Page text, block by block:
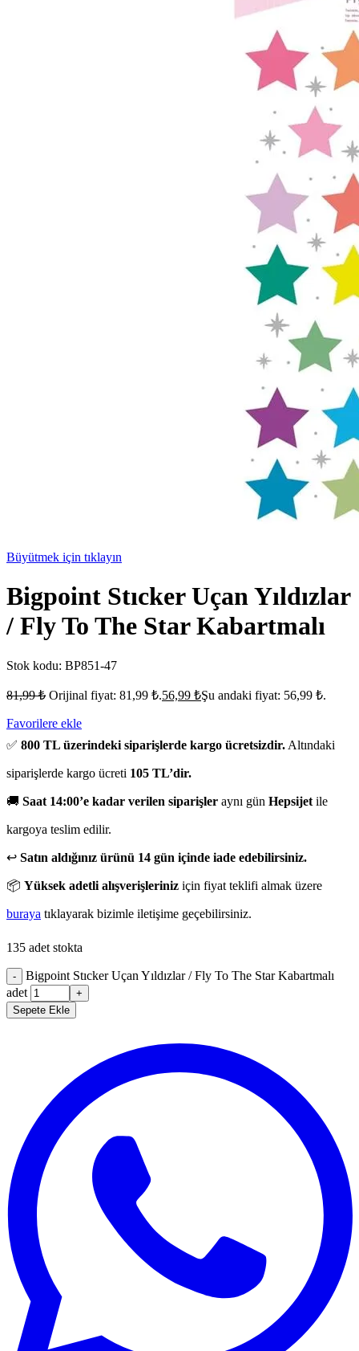
Büyütmek için tıklayın
Bigpoint Stıcker Uçan Yıldızlar
/ Fly To The Star Kabartmalı
Stok kodu: BP851-47
81,99₺ Orijinal fiyat: 81,99 ₺.56,99 ₺Şu andaki fiyat: 56,99 ₺.
Favorilere ekle
✅ 800 TL üzerindeki siparişlerde kargo ücretsizdir. Altındaki
siparişlerde kargo ücreti 105 TL’dir.
🚚 Saat 14:00’e kadar verilen siparişler aynı gün Hepsijet ile
kargoya teslim edilir.
↩️ Satın aldığınız ürünü 14 gün içinde iade edebilirsiniz.
📦 Yüksek adetli alışverişleriniz için fiyat teklifi almak üzere
buraya tıklayarak bizimle iletişime geçebilirsiniz.
135 adet stokta
-
Bigpoint Stıcker Uçan Yıldızlar / Fly To The Star Kabartmalı
adet
+
Sepete Ekle